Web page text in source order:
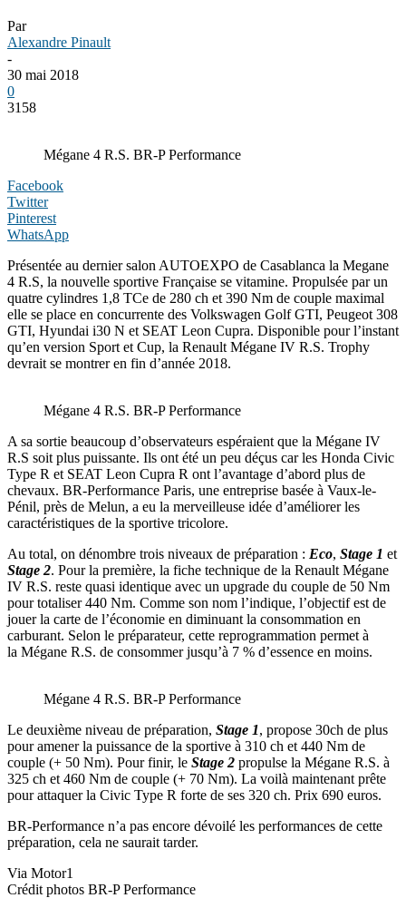
Par
Alexandre Pinault
-
30 mai 2018
0
3158
Mégane 4 R.S. BR-P Performance
Facebook
Twitter
Pinterest
WhatsApp
Présentée au dernier salon AUTOEXPO de Casablanca la Megane
4 R.S, la nouvelle sportive Française se vitamine. Propulsée par un
quatre cylindres 1,8 TCe de 280 ch et 390 Nm de couple maximal
elle se place en concurrente des Volkswagen Golf GTI, Peugeot 308
GTI, Hyundai i30 N et SEAT Leon Cupra. Disponible pour l’instant
qu’en version Sport et Cup, la Renault Mégane IV R.S. Trophy
devrait se montrer en fin d’année 2018.
Mégane 4 R.S. BR-P Performance
A sa sortie beaucoup d’observateurs espéraient que la Mégane IV
R.S soit plus puissante. Ils ont été un peu déçus car les Honda Civic
Type R et SEAT Leon Cupra R ont l’avantage d’abord plus de
chevaux. BR-Performance Paris, une entreprise basée à Vaux-le-
Pénil, près de Melun, a eu la merveilleuse idée d’améliorer les
caractéristiques de la sportive tricolore.
Au total, on dénombre trois niveaux de préparation : Eco, Stage 1 et
Stage 2. Pour la première, la fiche technique de la Renault Mégane
IV R.S. reste quasi identique avec un upgrade du couple de 50 Nm
pour totaliser 440 Nm. Comme son nom l’indique, l’objectif est de
jouer la carte de l’économie en diminuant la consommation en
carburant. Selon le préparateur, cette reprogrammation permet à
la Mégane R.S. de consommer jusqu’à 7 % d’essence en moins.
Mégane 4 R.S. BR-P Performance
Le deuxième niveau de préparation, Stage 1, propose 30ch de plus
pour amener la puissance de la sportive à 310 ch et 440 Nm de
couple (+ 50 Nm). Pour finir, le Stage 2 propulse la Mégane R.S. à
325 ch et 460 Nm de couple (+ 70 Nm). La voilà maintenant prête
pour attaquer la Civic Type R forte de ses 320 ch. Prix 690 euros.
BR-Performance n’a pas encore dévoilé les performances de cette
préparation, cela ne saurait tarder.
Via Motor1
Crédit photos BR-P Performance